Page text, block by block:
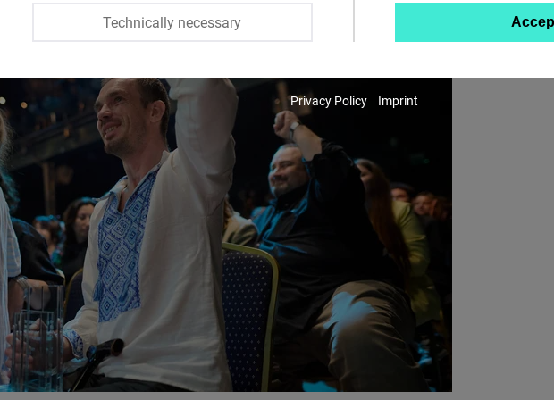
Technically necessary
Instagram
Youtube
Embed
Google
Maps
Embed
Cloudinary
Privacy Policy Imprint